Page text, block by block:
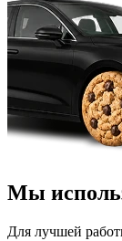
Мы
Для лучшей